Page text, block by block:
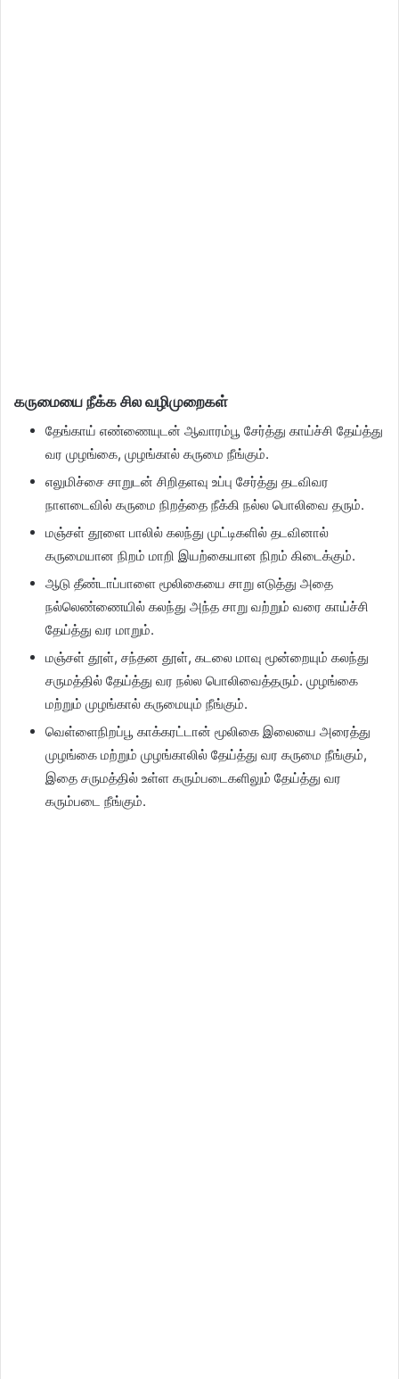
கருமையை நீக்க சில வழிமுறைகள்
தேங்காய் எண்ணையுடன் ஆவாரம்பூ சேர்த்து காய்ச்சி தேய்த்து
வர முழங்கை, முழங்கால் கருமை நீங்கும்.
எலுமிச்சை சாறுடன் சிறிதளவு உப்பு சேர்த்து தடவிவர
நாளடைவில் கருமை நிறத்தை நீக்கி நல்ல பொலிவை தரும்.
மஞ்சள் தூளை பாலில் கலந்து முட்டிகளில் தடவினால்
கருமையான நிறம் மாறி இயற்கையான நிறம் கிடைக்கும்.
ஆடு தீண்டாப்பாளை மூலிகையை சாறு எடுத்து அதை
நல்லெண்ணையில் கலந்து அந்த சாறு வற்றும் வரை காய்ச்சி
தேய்த்து வர மாறும்.
மஞ்சள் தூள், சந்தன தூள், கடலை மாவு மூன்றையும் கலந்து
சருமத்தில் தேய்த்து வர நல்ல பொலிவைத்தரும். முழங்கை
மற்றும் முழங்கால் கருமையும் நீங்கும்.
வெள்ளைநிறப்பூ காக்கரட்டான் மூலிகை இலையை அரைத்து
முழங்கை மற்றும் முழங்காலில் தேய்த்து வர கருமை நீங்கும்,
இதை சருமத்தில் உள்ள கரும்படைகளிலும் தேய்த்து வர
கரும்படை நீங்கும்.